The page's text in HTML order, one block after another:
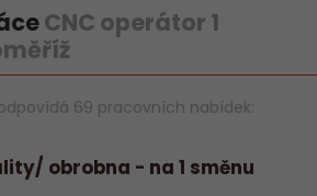
CNC operátor 1
69 pracovních nabídek:
obrobna - na 1 směnu